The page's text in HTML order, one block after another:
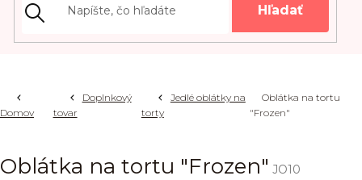
Hľadať
Domov
Doplnkový
tovar
Jedlé oblátky na
torty
Oblátka na tortu
"Frozen"
Oblátka na tortu "Frozen" JO10